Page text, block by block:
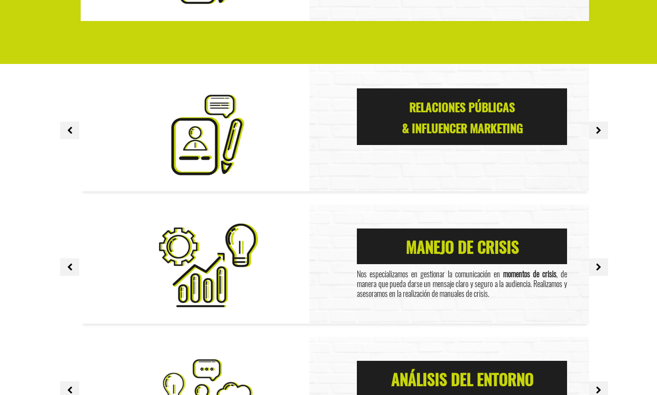
RELACIONES PÚBLICAS
& INFLUENCER MARKETING
MANEJO DE CRISIS
Nos especializamos en gestionar la comunicación en momentos de crisis, de
manera que pueda darse un mensaje claro y seguro a la audiencia. Realizamos y
asesoramos en la realización de manuales de crisis.
ANÁLISIS DEL ENTORNO